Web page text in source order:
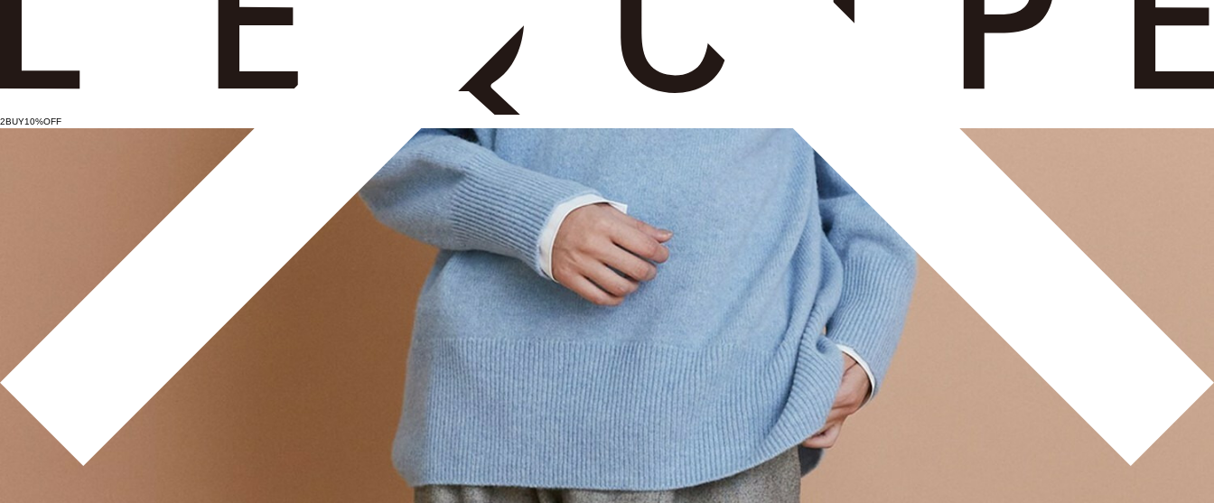
2BUY10%OFF